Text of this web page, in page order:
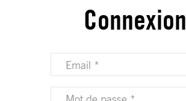
Connexion
Votre adresse email (obligatoire)
Votre mot de passe (obligatoire)